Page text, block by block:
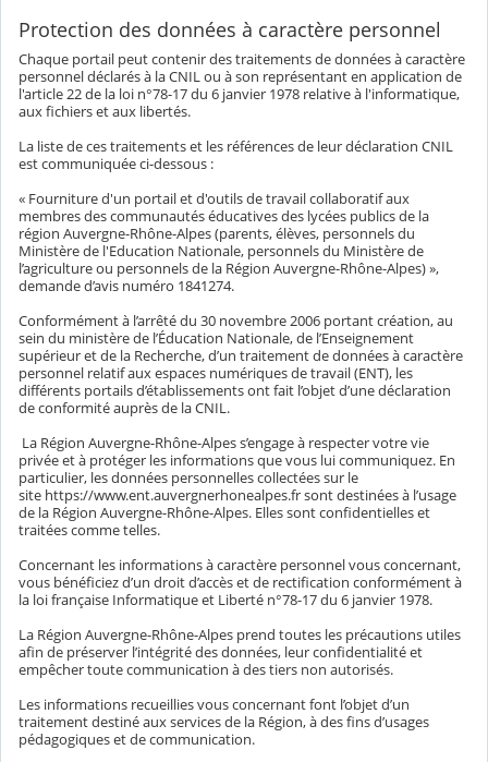
Protection des données à caractère personnel
Chaque portail peut contenir des traitements de données à caractère
personnel déclarés à la CNIL ou à son représentant en application de
l'article 22 de la loi n°78-17 du 6 janvier 1978 relative à l'informatique,
aux fichiers et aux libertés.
La liste de ces traitements et les références de leur déclaration CNIL
est communiquée ci-dessous :
« Fourniture d'un portail et d'outils de travail collaboratif aux
membres des communautés éducatives des lycées publics de la
région Auvergne-Rhône-Alpes (parents, élèves, personnels du
Ministère de l'Education Nationale, personnels du Ministère de
l’agriculture ou personnels de la Région Auvergne-Rhône-Alpes) »,
demande d’avis numéro 1841274.
Conformément à l’arrêté du 30 novembre 2006 portant création, au
sein du ministère de l’Éducation Nationale, de l’Enseignement
supérieur et de la Recherche, d’un traitement de données à caractère
personnel relatif aux espaces numériques de travail (ENT), les
différents portails d’établissements ont fait l’objet d’une déclaration
de conformité auprès de la CNIL.
La Région Auvergne-Rhône-Alpes s’engage à respecter votre vie
privée et à protéger les informations que vous lui communiquez. En
particulier, les données personnelles collectées sur le
site https://www.ent.auvergnerhonealpes.fr sont destinées à l’usage
de la Région Auvergne-Rhône-Alpes. Elles sont confidentielles et
traitées comme telles.
Concernant les informations à caractère personnel vous concernant,
vous bénéficiez d’un droit d’accès et de rectification conformément à
la loi française Informatique et Liberté n°78-17 du 6 janvier 1978.
La Région Auvergne-Rhône-Alpes prend toutes les précautions utiles
afin de préserver l’intégrité des données, leur confidentialité et
empêcher toute communication à des tiers non autorisés.
Les informations recueillies vous concernant font l’objet d’un
traitement destiné aux services de la Région, à des fins d’usages
pédagogiques et de communication.